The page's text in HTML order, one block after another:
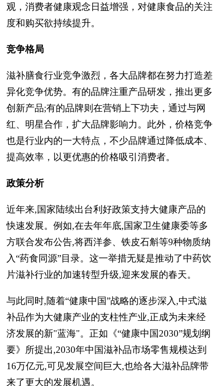
观，消费者健康观念日益增强，对健康食品的关注
度和购买欲持续提升。
竞争格局
滋补膳食行业竞争激烈，各大品牌都在努力打造差
异化竞争优势。有的品牌注重产品研发，推出更多
创新产品;有的品牌则在营销上下功夫，通过与网
红、明星合作，扩大品牌影响力。此外，价格竞争
也是行业内的一大特点，不少品牌通过降低成本、
提高效率，以更优惠的价格吸引消费者。
政策分析
近年来,国家陆续出台利好政策支持大健康产品的
快速发展。例如,在去年年底,国家卫生健康委等多
方联合发布公告,将西洋参、铁皮石斛等9种物质纳
入“药食同源”目录。这一举措无疑是推动了中药饮
片滋补行业的加速转型升级,迎来发展的春天。
与此同时,随着“健康中国”战略的逐步深入,中式滋
补品作为大健康产业的支柱性产业,正成为未来经
济发展的新"蓝海"。正如《“健康中国2030”规划纲
要》所提出,2030年中国滋补品市场零售规模达到
16万亿元,可见发展空间巨大,也给各大滋补品牌带
来了更大的发展机遇。